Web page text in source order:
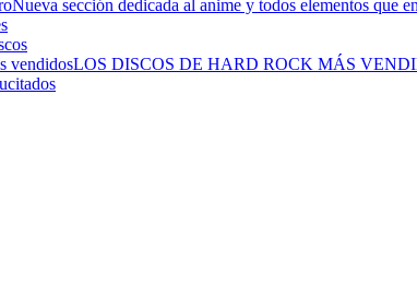
Nueva sección dedicada al anime y todos elementos que
vendidosLOS DISCOS DE HARD ROCK MÁS